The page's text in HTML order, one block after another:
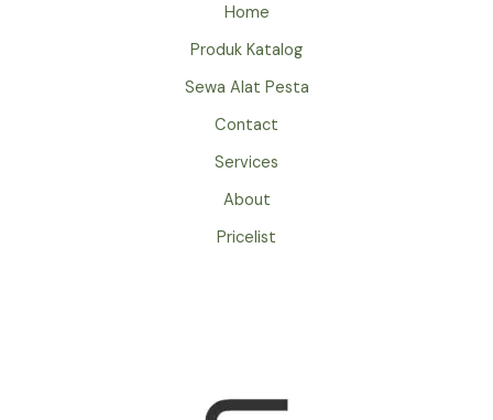
Home
Produk Katalog
Sewa Alat Pesta
Contact
Services
About
Pricelist